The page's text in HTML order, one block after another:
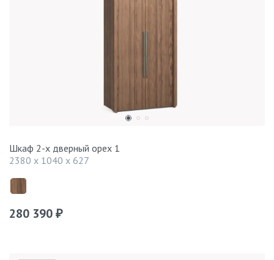
Шкаф 2-х дверный орех 1
2380 x 1040 x 627
280 390 ₽